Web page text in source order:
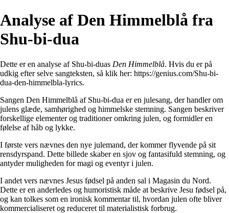
Analyse af Den Himmelblå fra
Shu-bi-dua
Dette er en analyse af Shu-bi-duas Den Himmelblå. Hvis du er på
udkig efter selve sangteksten, så klik her: https://genius.com/Shu-bi-
dua-den-himmelbla-lyrics.
Sangen Den Himmelblå af Shu-bi-dua er en julesang, der handler om
julens glæde, samhørighed og himmelske stemning. Sangen beskriver
forskellige elementer og traditioner omkring julen, og formidler en
følelse af håb og lykke.
I første vers nævnes den nye julemand, der kommer flyvende på sit
rensdyrspand. Dette billede skaber en sjov og fantasifuld stemning, og
antyder muligheden for magi og eventyr i julen.
I andet vers nævnes Jesus fødsel på anden sal i Magasin du Nord.
Dette er en anderledes og humoristisk måde at beskrive Jesu fødsel på,
og kan tolkes som en ironisk kommentar til, hvordan julen ofte bliver
kommercialiseret og reduceret til materialistisk forbrug.